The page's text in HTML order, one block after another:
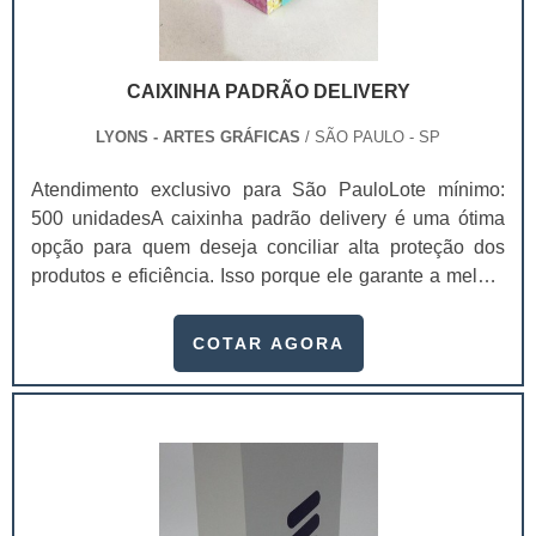
CAIXINHA PADRÃO DELIVERY
LYONS - ARTES GRÁFICAS / SÃO PAULO - SP
Atendimento exclusivo para São PauloLote mínimo:
500 unidadesA caixinha padrão delivery é uma ótima
opção para quem deseja conciliar alta proteção dos
produtos e eficiência. Isso porque ele garante a melhor
mantendo a temperatura, sua integridade e a qualidade,
embalagens são feitas com materiais recicláveis que
ambiente, já que não causam danos a natureza. Além
feita de acordo com as exigências dos clientes e são
COTAR AGORA